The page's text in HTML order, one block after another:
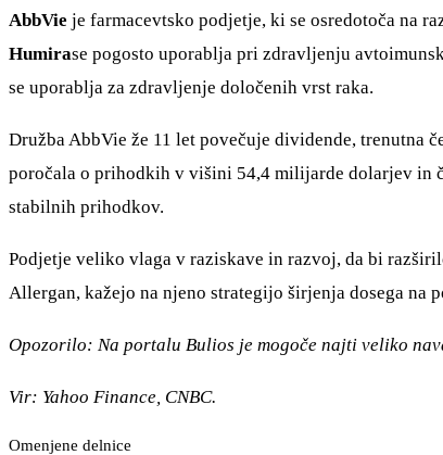
AbbVie je farmacevtsko podjetje, ki se osredotoča na
Humirase pogosto uporablja pri zdravljenju
se uporablja za zdravljenje določenih vrst raka.
Družba AbbVie že 11 let povečuje dividende, trenutna
poročala o prihodkih v višini 54,4 milijarde dolarjev in
stabilnih prihodkov.
Podjetje veliko vlaga v raziskave in razvoj, da bi
Allergan, kažejo na njeno strategijo širjenja dosega na
Opozorilo: Na portalu Bulios je mogoče najti veliko
Vir: Yahoo Finance, CNBC.
Omenjene delnice